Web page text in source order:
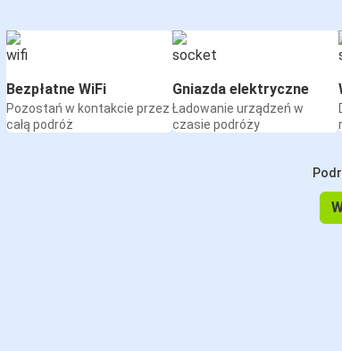
Bezpłatne WiFi
Pozostań w kontakcie przez
całą podróż
Gniazda elektryczne
Ładowanie urządzeń w
czasie podróży